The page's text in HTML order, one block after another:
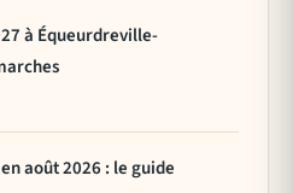
à Équeurdreville-
août 2026 : le guide